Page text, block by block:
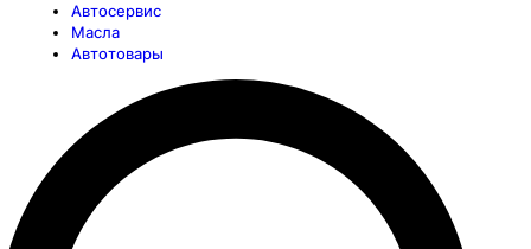
Автосервис
Масла
Автотовары